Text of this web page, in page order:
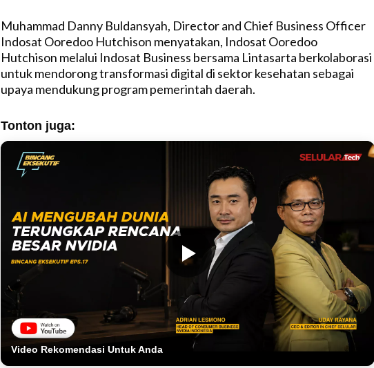
Muhammad Danny Buldansyah, Director and Chief Business Officer
Indosat Ooredoo Hutchison menyatakan, Indosat Ooredoo
Hutchison melalui Indosat Business bersama Lintasarta berkolaborasi
untuk mendorong transformasi digital di sektor kesehatan sebagai
upaya mendukung program pemerintah daerah.
Tonton juga:
Video Rekomendasi Untuk Anda